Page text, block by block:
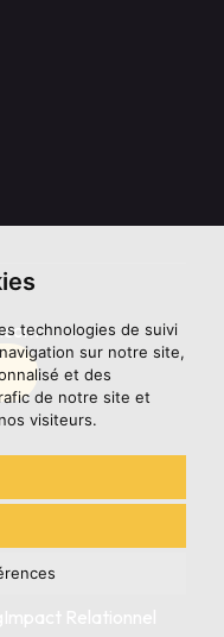
technologies de suivi
sur notre site,
et des
de notre site et
visiteurs.